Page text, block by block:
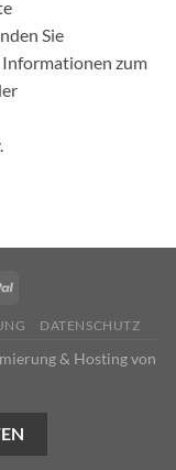
Sie
zum
DATENSCHUTZ
& Hosting von